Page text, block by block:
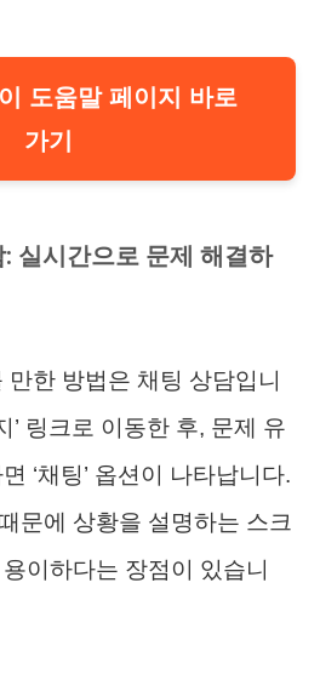
도움말 페이지 바로
가기
실시간으로 문제 해결하
만한 방법은 채팅 상담입니
’ 링크로 이동한 후, 문제 유
‘채팅’ 옵션이 나타납니다.
문에 상황을 설명하는 스크
이하다는 장점이 있습니